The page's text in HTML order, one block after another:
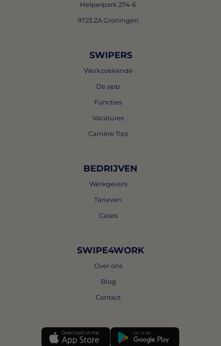
Helperpark 274-6
9723 ZA Groningen
SWIPERS
Werkzoekende
De app
Functies
Vacatures
Carrière Tips
BEDRIJVEN
Werkgevers
Tarieven
Cases
SWIPE4WORK
Over ons
Blog
Contact